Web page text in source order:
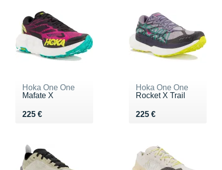
Hoka One One
Mafate X
225 €
Vendu 225 €
Hoka One One
Rocket X Trail
225 €
Vendu 225 €